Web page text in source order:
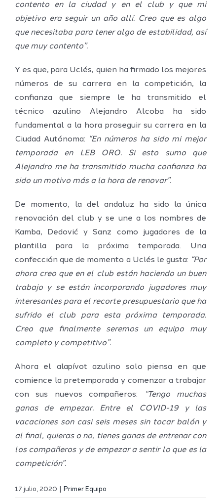
contento en la ciudad y en el club y que mi
objetivo era seguir un año allí. Creo que es algo
que necesitaba para tener algo de estabilidad, así
que muy contento”.
Y es que, para Uclés, quien ha firmado los mejores
números de su carrera en la competición, la
confianza que siempre le ha transmitido el
técnico azulino Alejandro Alcoba ha sido
fundamental a la hora proseguir su carrera en la
Ciudad Autónoma:
“En números ha sido mi mejor
temporada en LEB ORO. Si esto sumo que
Alejandro me ha transmitido mucha confianza ha
sido un motivo más a la hora de renovar”.
De momento, la del andaluz ha sido la única
renovación del club y se une a los nombres de
Kamba, Dedović y Sanz como jugadores de la
plantilla para la próxima temporada. Una
confección que de momento a Uclés le gusta: “Por
ahora creo que en el club están haciendo un buen
trabajo y se están incorporando jugadores muy
interesantes para el recorte presupuestario que ha
sufrido el club para esta próxima temporada.
Creo que finalmente seremos un equipo muy
completo y competitivo”.
Ahora el alapívot azulino solo piensa en que
comience la pretemporada y comenzar a trabajar
con sus nuevos compañeros:
“Tengo muchas
ganas de empezar. Entre el COVID-19 y las
vacaciones son casi seis meses sin tocar balón y
al final, quieras o no, tienes ganas de entrenar con
los compañeros y de empezar a sentir lo que es la
competición”.
17 julio, 2020 Primer Equipo
El Melilla